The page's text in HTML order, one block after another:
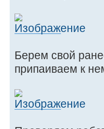
Берем свой
припаиваем к